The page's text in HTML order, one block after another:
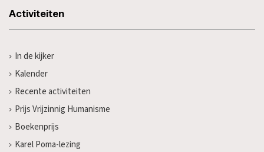
Activiteiten
In de kijker
Kalender
Recente activiteiten
Prijs Vrijzinnig Humanisme
Boekenprijs
Karel Poma-lezing